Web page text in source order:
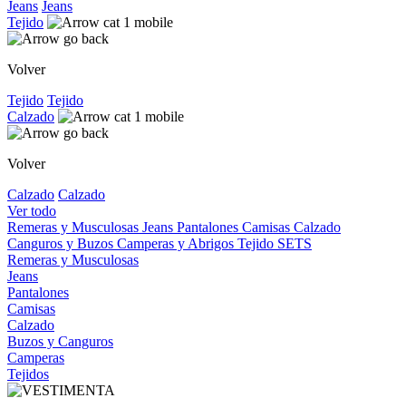
Jeans Jeans
Tejido
Volver
Tejido Tejido
Calzado
Volver
Calzado Calzado
Ver todo
Remeras y Musculosas Jeans Pantalones Camisas Calzado
Canguros y Buzos Camperas y Abrigos Tejido SETS
Remeras y Musculosas
Jeans
Pantalones
Camisas
Calzado
Buzos y Canguros
Camperas
Tejidos